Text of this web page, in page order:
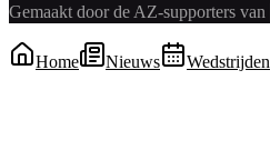
Gemaakt door de AZ-supporters van
Home Nieuws Wedstrijden